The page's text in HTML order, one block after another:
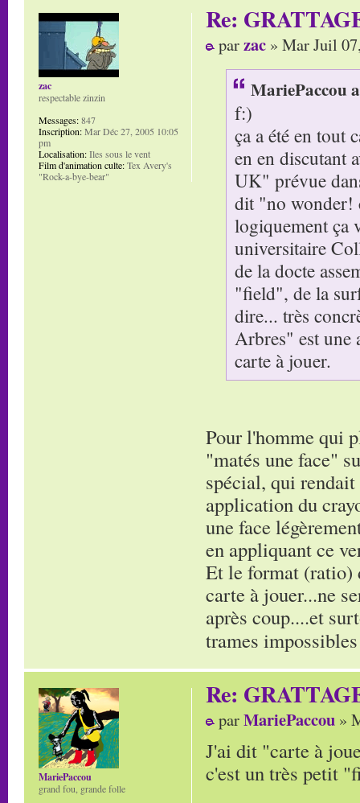
Re:
parzac » Mar Juil
MariePaccou
f:)
ça a été en tout
en en discutant
UK" prévue
dit "no wonder!
logiquement ça
universitaire
de la docte
"field", de la
dire... très
Arbres" est une
carte à jouer.
Pour l'homme qui
"matés une face"
spécial, qui
application du
une face
en appliquant ce
Et le format (ratio)
carte à jouer...ne
après coup....et
trames
zac
respectable zinzin
Messages:847
Inscription:Mar Déc 27, 2005 10:05
pm
Localisation:Iles sous le vent
Film d'animation culte:Tex Avery's
"Rock-a-bye-bear"
Re:
parMariePaccou »
J'ai dit "carte à
c'est un très petit
MariePaccou
grand fou, grande folle